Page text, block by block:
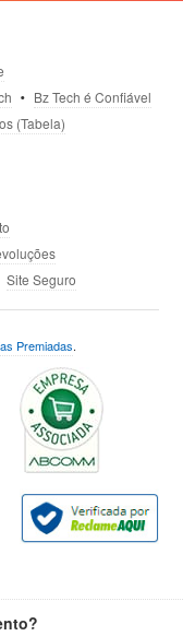
Bz Tech é Confiável
(Tabela)
Site Seguro
Premiadas.